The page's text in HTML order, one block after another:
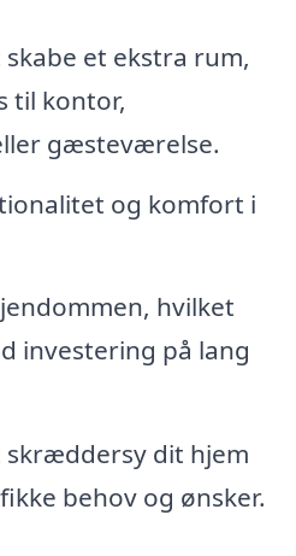
et ekstra rum,
til kontor,
gæsteværelse.
og komfort i
hvilket
investering på lang
dit hjem
behov og ønsker.